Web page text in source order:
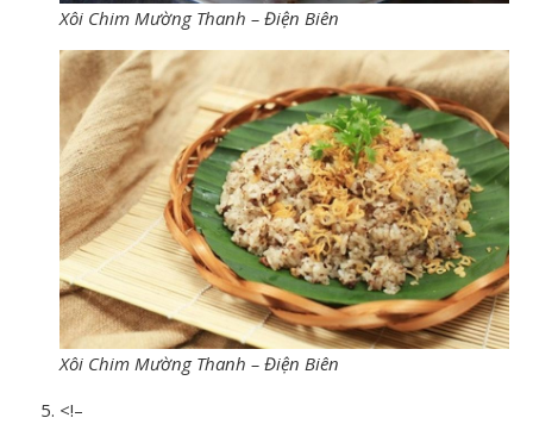
Xôi Chim Mường Thanh – Điện Biên
Xôi Chim Mường Thanh – Điện Biên
<!–